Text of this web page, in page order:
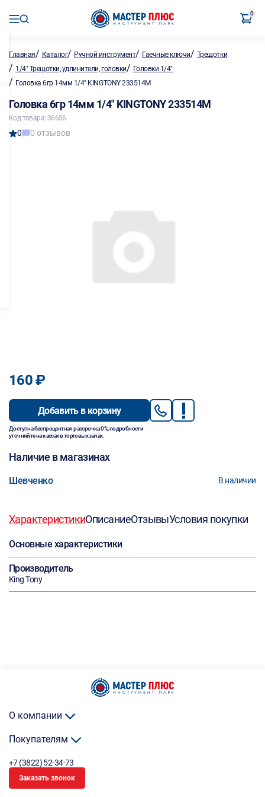
0
Главная/ Каталог/ Ручной инструмент/ Гаечные ключи/ Трещотки
/ 1/4" Трещотки, удлинители, головки/ Головки 1/4"
/ Головка 6гр 14мм 1/4" KINGTONY 233514M
Головка 6гр 14мм 1/4" KINGTONY 233514M
Код товара: 36656
0 0 отзывов
160 ₽
Добавить в корзину
Доступна беспроцентная рассрочка 0%, подробности
уточняйте на кассах в торговых залах.
Наличие в магазинах
Шевченко В наличии
ХарактеристикиОписаниеОтзывыУсловия покупки
Основные характеристики
Производитель
King Tony
О компании
Покупателям
+7 (3822) 52-34-73
Заказать звонок